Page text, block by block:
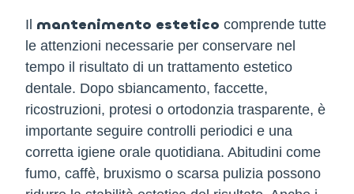
Il mantenimento estetico comprende tutte
le attenzioni necessarie per conservare nel
tempo il risultato di un trattamento estetico
dentale. Dopo sbiancamento, faccette,
ricostruzioni, protesi o ortodonzia trasparente, è
importante seguire controlli periodici e una
corretta igiene orale quotidiana. Abitudini come
fumo, caffè, bruxismo o scarsa pulizia possono